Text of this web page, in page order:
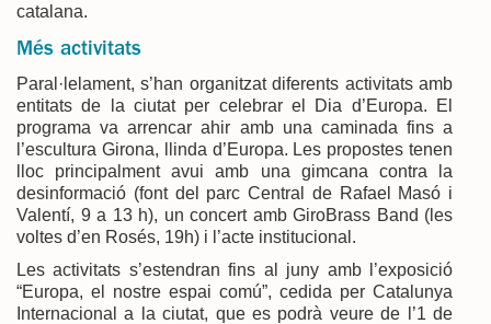
catalana.
Més activitats
Paral·lelament, s’han organitzat diferents activitats amb
entitats de la ciutat per celebrar el Dia d’Europa. El
programa va arrencar ahir amb una caminada fins a
l’escultura Girona, llinda d’Europa. Les propostes tenen
lloc principalment avui amb una gimcana contra la
desinformació (font del parc Central de Rafael Masó i
Valentí, 9 a 13 h), un concert amb GiroBrass Band (les
voltes d’en Rosés, 19h) i l’acte institucional.
Les activitats s’estendran fins al juny amb l’exposició
“Europa, el nostre espai comú”, cedida per Catalunya
Internacional a la ciutat, que es podrà veure de l’1 de